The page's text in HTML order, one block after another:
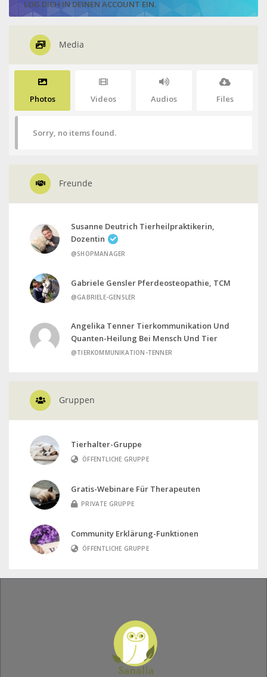
LOG DICH IN DEINEN ACCOUNT EIN.
Media
Photos Videos Audios Files
Sorry, no items found.
Freunde
Susanne Deutrich Tierheilpraktikerin,
Dozentin
@SHOPMANAGER
Gabriele Gensler Pferdeosteopathie, TCM
@GABRIELE-GENSLER
Angelika Tenner Tierkommunikation Und
Quanten-Heilung Bei Mensch Und Tier
@TIERKOMMUNIKATION-TENNER
Gruppen
Tierhalter-Gruppe
ÖFFENTLICHE GRUPPE
Gratis-Webinare Für Therapeuten
PRIVATE GRUPPE
Community Erklärung-Funktionen
ÖFFENTLICHE GRUPPE